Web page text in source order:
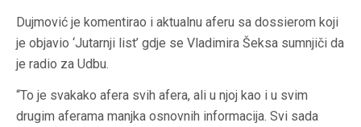
Dujmović je komentirao i aktualnu aferu sa dossierom koji
je objavio ‘Jutarnji list’ gdje se Vladimira Šeksa sumnjiči da
je radio za Udbu.
“To je svakako afera svih afera, ali u njoj kao i u svim
drugim aferama manjka osnovnih informacija. Svi sada